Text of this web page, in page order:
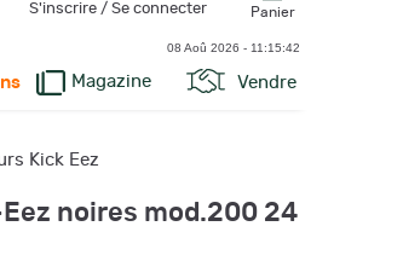
Magazine Vendre
S'inscrire / Se connecter Panier
08 Aoû 2026 - 11:15:43
Kick Eez
noires mod.200 24